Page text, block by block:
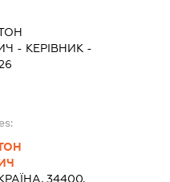
- КЕРІВНИК -
34400,